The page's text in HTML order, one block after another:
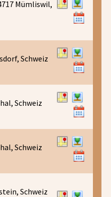
Mümliswil,
Schweiz
Schweiz
Schweiz
Schweiz